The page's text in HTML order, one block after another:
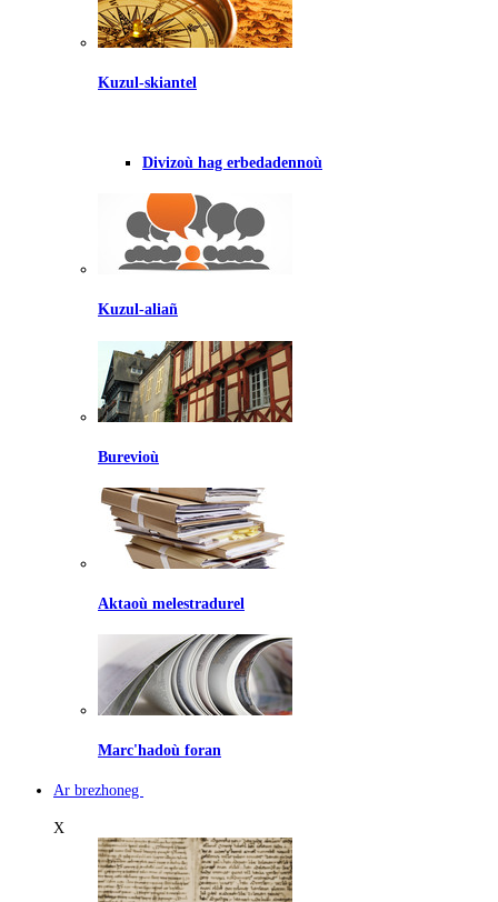
Kuzul-skiantel
Divizoù hag erbedadennoù
Kuzul-aliañ
Burevioù
Aktaoù melestradurel
Marc'hadoù foran
Ar brezhoneg
X